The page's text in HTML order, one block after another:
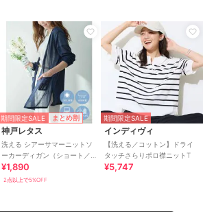
期間限定SALE まとめ割
神戸レタス
洗える シアーサマーニットソ
ーカーディガン（ショート／
ミディアム／ロング）
[C3703]
¥1,890
2点以上で5%OFF
期間限定SALE
インディヴィ
【洗える／コットン】ドライ
タッチさらりポロ襟ニットT
¥5,747